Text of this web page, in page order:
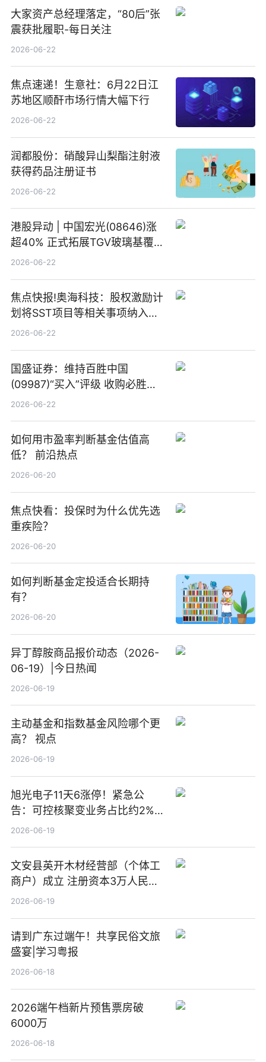
大家资产总经理落定，“80后”张
震获批履职-每日关注
2026-06-22
焦点速递！生意社：6月22日江
苏地区顺酐市场行情大幅下行
2026-06-22
润都股份：硝酸异山梨酯注射液
获得药品注册证书
2026-06-22
港股异动 | 中国宏光(08646)涨
超40% 正式拓展TGV玻璃基覆铜
板新材料业务
2026-06-22
焦点快报!奥海科技：股权激励计
划将SST项目等相关事项纳入专
项业务发展考核指标
2026-06-22
国盛证券：维持百胜中国
(09987)“买入”评级 收购必胜客
中国增厚利润加速成长 信息
2026-06-22
如何用市盈率判断基金估值高
低？ 前沿热点
2026-06-20
焦点快看：投保时为什么优先选
重疾险？
2026-06-20
如何判断基金定投适合长期持
有？
2026-06-20
异丁醇胺商品报价动态（2026-
06-19）|今日热闻
2026-06-19
主动基金和指数基金风险哪个更
高？ 视点
2026-06-19
旭光电子11天6涨停！紧急公
告：可控核聚变业务占比约2%！
前沿热点
2026-06-19
文安县英开木材经营部（个体工
商户）成立 注册资本3万人民币
新要闻
2026-06-19
请到广东过端午！共享民俗文旅
盛宴|学习粤报
2026-06-18
2026端午档新片预售票房破
6000万
2026-06-18